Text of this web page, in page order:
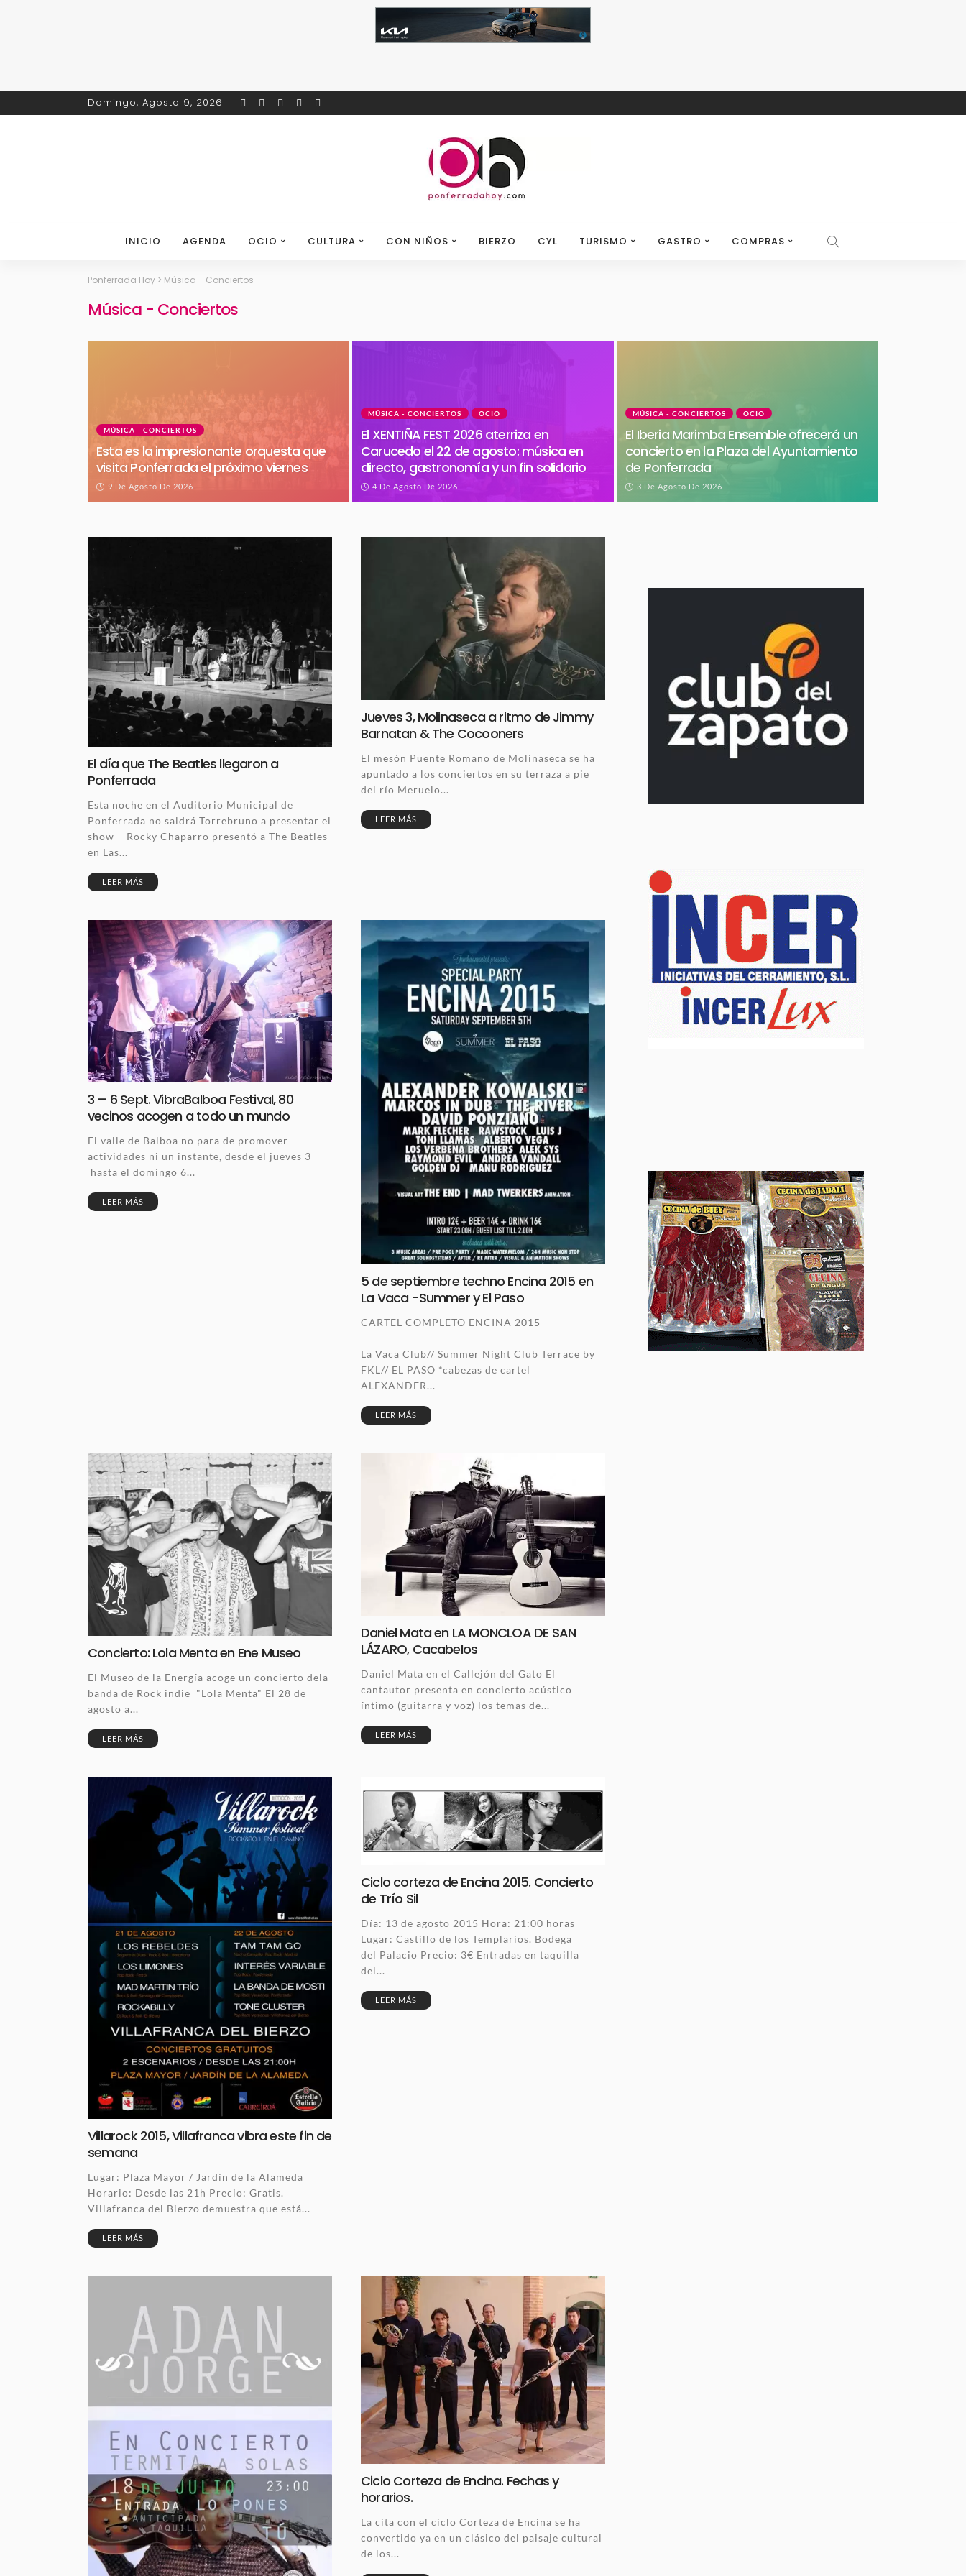
Domingo, Agosto 9, 2026
INICIO AGENDA OCIO CULTURA CON NIÑOS BIERZO CYL TURISMO GASTRO COMPRAS
Ponferrada Hoy > Música - Conciertos
Música - Conciertos
MÚSICA - CONCIERTOS
Esta es la impresionante orquesta que
visita Ponferrada el próximo viernes
9 De Agosto De 2026
MÚSICA - CONCIERTOS OCIO
El XENTIÑA FEST 2026 aterriza en
Carucedo el 22 de agosto: música en
directo, gastronomía y un fin solidario
4 De Agosto De 2026
MÚSICA - CONCIERTOS OCIO
El Iberia Marimba Ensemble ofrecerá un
concierto en la Plaza del Ayuntamiento
de Ponferrada
3 De Agosto De 2026
El día que The Beatles llegaron a
Ponferrada
Esta noche en el Auditorio Municipal de
Ponferrada no saldrá Torrebruno a presentar el
show— Rocky Chaparro presentó a The Beatles
en Las...
LEER MÁS
Jueves 3, Molinaseca a ritmo de Jimmy
Barnatan & The Cocooners
El mesón Puente Romano de Molinaseca se ha
apuntado a los conciertos en su terraza a pie
del río Meruelo...
LEER MÁS
3 – 6 Sept. VibraBalboa Festival, 80
vecinos acogen a todo un mundo
El valle de Balboa no para de promover
actividades ni un instante, desde el jueves 3
hasta el domingo 6...
LEER MÁS
5 de septiembre techno Encina 2015 en
La Vaca -Summer y El Paso
CARTEL COMPLETO ENCINA 2015
La Vaca Club// Summer Night Club Terrace by
FKL// EL PASO *cabezas de cartel
ALEXANDER...
LEER MÁS
Concierto: Lola Menta en Ene Museo
El Museo de la Energía acoge un concierto dela
banda de Rock indie "Lola Menta" El 28 de
agosto a...
LEER MÁS
Daniel Mata en LA MONCLOA DE SAN
LÁZARO, Cacabelos
Daniel Mata en el Callejón del Gato El
cantautor presenta en concierto acústico
íntimo (guitarra y voz) los temas de...
LEER MÁS
Villarock 2015, Villafranca vibra este fin de
semana
Lugar: Plaza Mayor / Jardín de la Alameda
Horario: Desde las 21h Precio: Gratis.
Villafranca del Bierzo demuestra que está...
LEER MÁS
Ciclo corteza de Encina 2015. Concierto
de Trío Sil
Día: 13 de agosto 2015 Hora: 21:00 horas
Lugar: Castillo de los Templarios. Bodega
del Palacio Precio: 3€ Entradas en taquilla
del...
LEER MÁS
Ciclo Corteza de Encina. Fechas y
horarios.
La cita con el ciclo Corteza de Encina se ha
convertido ya en un clásico del paisaje cultural
de los...